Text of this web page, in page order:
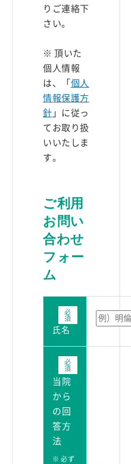
りご連絡下
さい。
※ 頂いた
個人情報
は、「 個人
情報保護方
針 」に従っ
てお取り扱
いいたしま
す。
ご利用
お問い
合わせ
フォー
ム
氏名
当院
から
の回
答方
法
※ 必ず